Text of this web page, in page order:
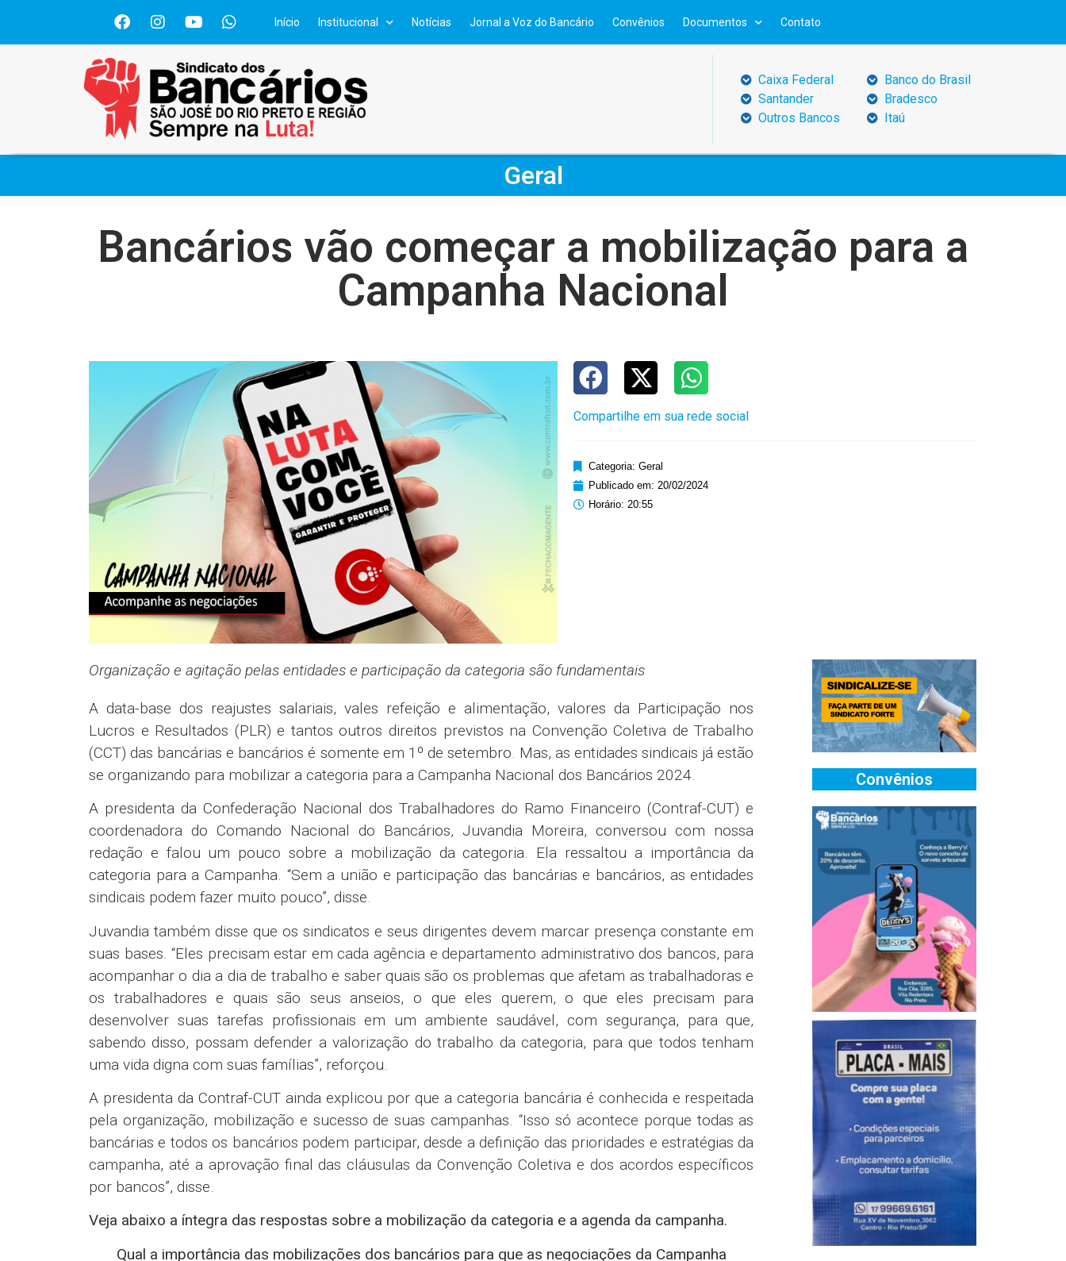
Início Institucional Notícias Jornal a Voz do Bancário Convênios Documentos Contato
Caixa Federal
Santander
Outros Bancos
Banco do Brasil
Bradesco
Itaú
Geral
Bancários vão começar a mobilização para a
Campanha Nacional
Compartilhe em sua rede social
Categoria: Geral
Publicado em: 20/02/2024
Horário: 20:55
Organização e agitação pelas entidades e participação da categoria são fundamentais
A data-base dos reajustes salariais, vales refeição e alimentação, valores da Participação nos
Lucros e Resultados (PLR) e tantos outros direitos previstos na Convenção Coletiva de Trabalho
(CCT) das bancárias e bancários é somente em 1º de setembro. Mas, as entidades sindicais já estão
se organizando para mobilizar a categoria para a Campanha Nacional dos Bancários 2024.
A presidenta da Confederação Nacional dos Trabalhadores do Ramo Financeiro (Contraf-CUT) e
coordenadora do Comando Nacional do Bancários, Juvandia Moreira, conversou com nossa
redação e falou um pouco sobre a mobilização da categoria. Ela ressaltou a importância da
categoria para a Campanha. “Sem a união e participação das bancárias e bancários, as entidades
sindicais podem fazer muito pouco”, disse.
Juvandia também disse que os sindicatos e seus dirigentes devem marcar presença constante em
suas bases. “Eles precisam estar em cada agência e departamento administrativo dos bancos, para
acompanhar o dia a dia de trabalho e saber quais são os problemas que afetam as trabalhadoras e
os trabalhadores e quais são seus anseios, o que eles querem, o que eles precisam para
desenvolver suas tarefas profissionais em um ambiente saudável, com segurança, para que,
sabendo disso, possam defender a valorização do trabalho da categoria, para que todos tenham
uma vida digna com suas famílias”, reforçou.
A presidenta da Contraf-CUT ainda explicou por que a categoria bancária é conhecida e respeitada
pela organização, mobilização e sucesso de suas campanhas. “Isso só acontece porque todas as
bancárias e todos os bancários podem participar, desde a definição das prioridades e estratégias da
campanha, até a aprovação final das cláusulas da Convenção Coletiva e dos acordos específicos
por bancos”, disse.
Veja abaixo a íntegra das respostas sobre a mobilização da categoria e a agenda da campanha.
Qual a importância das mobilizações dos bancários para que as negociações da Campanha
Convênios